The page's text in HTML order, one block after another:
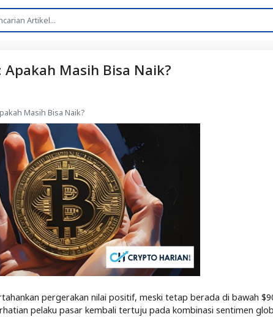
Masih Bisa Naik?
Masih Bisa Naik?
pergerakan nilai positif, meski tetap berada di bawah
pelaku pasar kembali tertuju pada kombinasi sentimen